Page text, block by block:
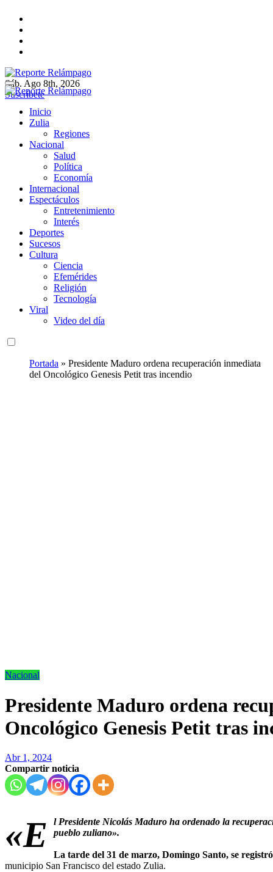
contenido
Reporte Relámpago
Claridad y rigor en cada noticia
Sáb. Ago 8th, 2026
Suscríbete
Reporte Relámpago
Claridad y rigor en cada noticia
Inicio
Zulia
Regiones
Nacional
Salud
Política
Economía
Internacional
Espectáculos
Entretenimiento
Interés
Deportes
Sucesos
Cultura
Ciencia
Efemérides
Religión
Tecnología
Viral
Video del día
Portada » Presidente Maduro ordena recuperación inmediata
del Oncológico Genesis Petit tras incendio
Nacional
Presidente Maduro ordena
Oncológico Genesis Petit tras
Abr 1, 2024
Compartir noticia
«E
l Presidente Nicolás Maduro ha ordenado la
pueblo zuliano».
La tarde del 31 de marzo, Domingo Santo, se
municipio San Francisco del estado Zulia.